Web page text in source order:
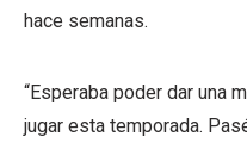
hace semanas.
“Esperaba poder dar una
jugar esta temporada.